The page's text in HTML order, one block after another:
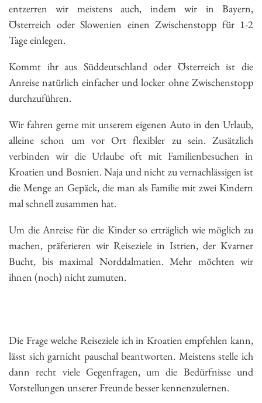
entzerren wir meistens auch, indem wir in Bayern,
Österreich oder Slowenien einen Zwischenstopp für 1-2
Tage einlegen.
Kommt ihr aus Süddeutschland oder Österreich ist die
Anreise natürlich einfacher und locker ohne Zwischenstopp
durchzuführen.
Wir fahren gerne mit unserem eigenen Auto in den Urlaub,
alleine schon um vor Ort flexibler zu sein. Zusätzlich
verbinden wir die Urlaube oft mit Familienbesuchen in
Kroatien und Bosnien. Naja und nicht zu vernachlässigen ist
die Menge an Gepäck, die man als Familie mit zwei Kindern
mal schnell zusammen hat.
Um die Anreise für die Kinder so erträglich wie möglich zu
machen, präferieren wir Reiseziele in Istrien, der Kvarner
Bucht, bis maximal Norddalmatien. Mehr möchten wir
ihnen (noch) nicht zumuten.
Die Frage welche Reiseziele ich in Kroatien empfehlen kann,
lässt sich garnicht pauschal beantworten. Meistens stelle ich
dann recht viele Gegenfragen, um die Bedürfnisse und
Vorstellungen unserer Freunde besser kennenzulernen.